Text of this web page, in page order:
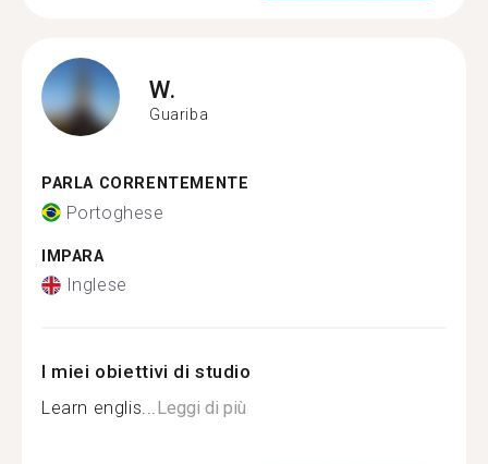
W.
Guariba
PARLA CORRENTEMENTE
Portoghese
IMPARA
Inglese
I miei obiettivi di studio
Learn englis...Leggi di più